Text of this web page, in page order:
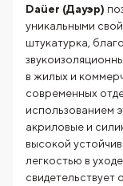
Daüer (Дауэр)
уникальными
штукатурка,
в жилых и
современных
использованием
акриловые и
высокой
легкостью в
свидетельствует